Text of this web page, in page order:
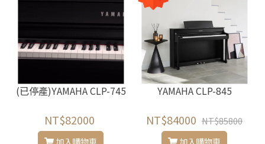
(已停產)YAMAHA CLP-745
NT$82000
加入購物車
YAMAHA CLP-845
NT$84000 NT$85800
加入購物車